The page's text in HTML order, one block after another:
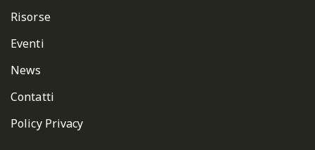
Risorse
Eventi
News
Contatti
Policy Privacy